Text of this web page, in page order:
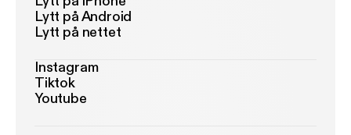
Lytt på Android
Lytt på nettet
Instagram
Tiktok
Youtube